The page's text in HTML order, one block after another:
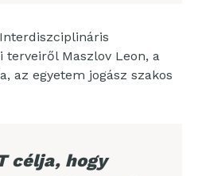
terveiről Maszlov Leon, a
az egyetem jogász szakos
célja, hogy